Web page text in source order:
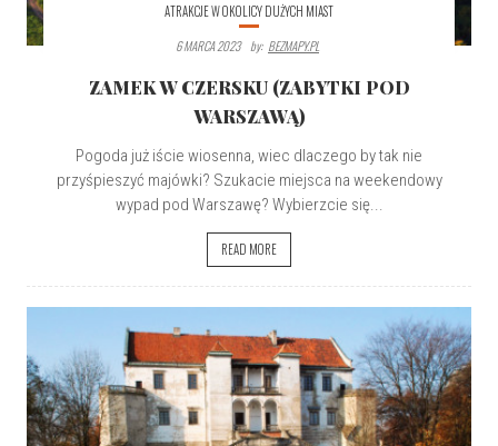
ATRAKCJE W OKOLICY DUŻYCH MIAST
6 MARCA 2023
By: BEZMAPY.PL
ZAMEK W CZERSKU (ZABYTKI POD
WARSZAWĄ)
Pogoda już iście wiosenna, wiec dlaczego by tak nie
przyśpieszyć majówki? Szukacie miejsca na weekendowy
wypad pod Warszawę? Wybierzcie się...
READ MORE